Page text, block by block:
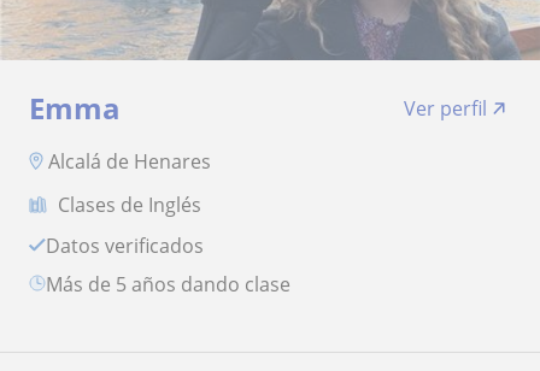
Emma
Ver perfil
Alcalá de Henares
Clases de Inglés
Datos verificados
más de 5 años dando clase